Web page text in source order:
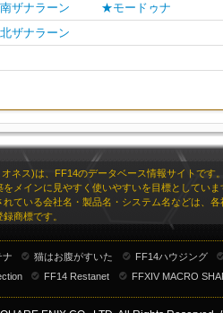
ザナラーン ★モードゥナ
ザナラーン
ネス)は、FF14のデータベース情報サイトです
をメインに見やすく使いやすいを目標としていま
れている会社名・製品名・システム名などは、各
商標です。
ナ 猫はお腹がすいた FF14ハウジング
FF14 Restanet FFXIV MACRO